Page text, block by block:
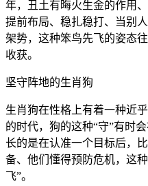
年，丑土有晦火生金的作用
提前布局、稳扎稳打、当别
架势，这种笨鸟先飞的姿态
收获。
坚守阵地的生肖狗
生肖狗在性格上有着一种近
的时代，狗的这种“守”有时
长的是在认准一个目标后，
备、他们懂得预防危机，这
飞”。